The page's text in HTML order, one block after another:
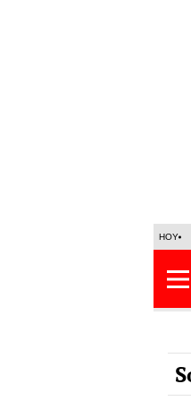
HOY